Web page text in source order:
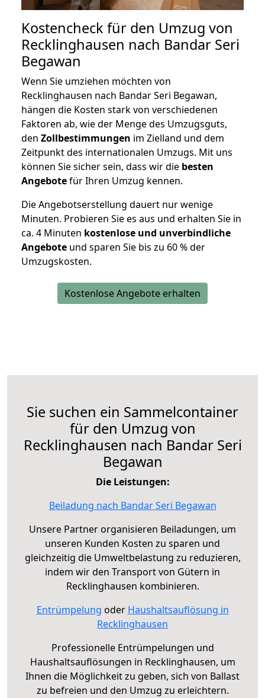
Kostencheck für den Umzug von
Recklinghausen nach Bandar Seri
Begawan
Wenn Sie umziehen möchten von
Recklinghausen nach Bandar Seri Begawan,
hängen die Kosten stark von verschiedenen
Faktoren ab, wie der Menge des Umzugsguts,
den Zollbestimmungen im Zielland und dem
Zeitpunkt des internationalen Umzugs. Mit uns
können Sie sicher sein, dass wir die besten
Angebotefür Ihren Umzug kennen.
Die Angebotserstellung dauert nur wenige
Minuten. Probieren Sie es aus und erhalten Sie in
ca. 4 Minuten kostenlose und unverbindliche
Angebote und sparen Sie bis zu 60 % der
Umzugskosten.
Kostenlose Angebote erhalten
Sie suchen ein Sammelcontainer
für den Umzug von
Recklinghausen nach Bandar Seri
Begawan
Die Leistungen:
Beiladung nach Bandar Seri Begawan
Unsere Partner organisieren Beiladungen, um
unseren Kunden Kosten zu sparen und
gleichzeitig die Umweltbelastung zu reduzieren,
indem wir den Transport von Gütern in
Recklinghausen kombinieren.
Entrümpelung oder Haushaltsauflösung in
Recklinghausen
Professionelle Entrümpelungen und
Haushaltsauflösungen in Recklinghausen, um
Ihnen die Möglichkeit zu geben, sich von Ballast
zu befreien und den Umzug zu erleichtern.